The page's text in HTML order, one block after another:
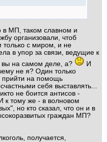
в МП, таком славном и
организовали, чтоб
только с миром, и не
в упор за связи, ведущие к
вы на самом деле, а?
И
не я? Один только
прийти на помощь
себя выставлять...
не боится антисов -
к тому же - в волновом
но кто сказал, что он и в
граждан МП?
получается,